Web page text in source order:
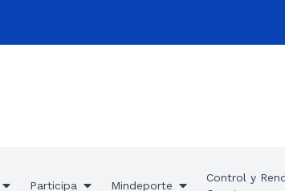
Participa Mindeporte
Control y